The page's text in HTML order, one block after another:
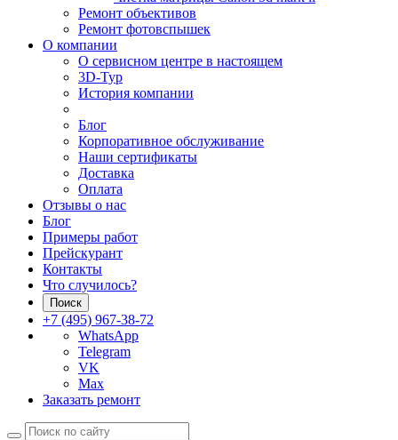
Ремонт объективов
Ремонт фотовспышек
О компании
О сервисном центре в настоящем
3D-Тур
История компании
Блог
Корпоративное обслуживание
Наши сертификаты
Доставка
Оплата
Отзывы о нас
Блог
Примеры работ
Прейскурант
Контакты
Что случилось?
Поиск
+7 (495) 967-38-72
WhatsApp
Telegram
VK
Max
Заказать ремонт